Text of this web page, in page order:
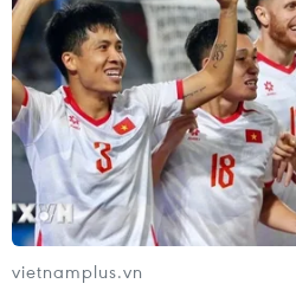
Tăng tỷ lệ thuốc nội ở
'Ngựa khó phi nước đại'?
19/07/2019 07:25
Các cơ sở y tế phải kiểm soát
đó có quy định khuyến khích
Việt Nam, tránh lạm dụng việc
đắt tiền
vietnamplus.vn